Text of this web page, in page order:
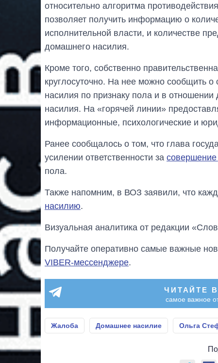
относительно алгоритма
позволяет получить информацию о
исполнительной власти, и количестве
домашнего насилия.
Кроме того, собственно
круглосуточно. На нее можно сообщить
насилия по признаку пола и в отношении
насилия. На «горячей линии»
информационные, психологические и
Ранее сообщалось о том, что глава
усилении ответственности за
пола.
Также напомним, в ВОЗ заявили, что
насилию.
Визуальная аналитика от редакции
Получайте оперативно самые важные
VIBER-мессенджере.
ЧИТАЙТЕ В
самое важное
Жалоба Домашнее насилие Ольга